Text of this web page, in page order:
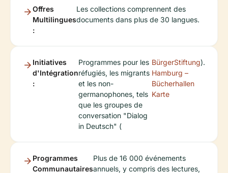
Offres
Multilingues
:
Les collections comprennent des
documents dans plus de 30 langues.
Initiatives
d'Intégration
:
Programmes pour les
réfugiés, les migrants
et les non-
germanophones, tels
que les groupes de
conversation "Dialog
in Deutsch" (
BürgerStiftung
Hamburg –
Bücherhallen
Karte
).
Programmes
Communautaires
Plus de 16 000 événements
annuels, y compris des lectures,